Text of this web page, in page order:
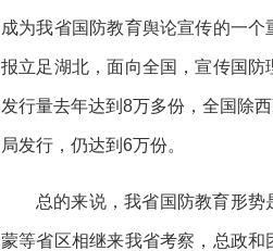
成为我省国防教育舆论宣传的一
报立足湖北，面向全国，宣传国
发行量去年达到8万多份，全国除
局发行，仍达到6万份。
总的来说，我省国防教育形
蒙等省区相继来我省考察，总政